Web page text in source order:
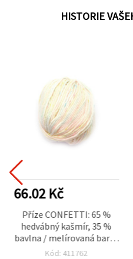
HISTORIE
66.02 Kč
Příze CONFETTI: 65 %
hedvábný kašmír, 35 %
bavlna / melírovaná barva
– 50 g
Kód: 411762